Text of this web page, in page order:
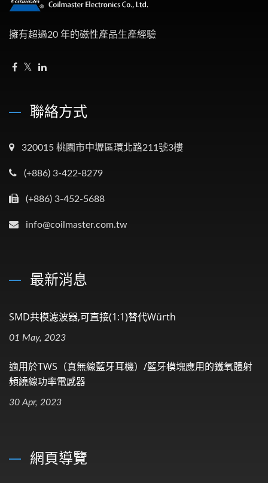
擁有超過20 年的磁性產品生產經驗
聯絡方式
320015 桃園市中壢區環北路211號3樓
(+886) 3-422-8279
(+886) 3-452-5688
info@coilmaster.com.tw
最新消息
SMD共模濾波器,可直接(1:1)替代Würth
01 May, 2023
適用於TWS（真無線藍牙耳機）/藍牙模塊應用的鐵氧體射
頻繞線功率電感器
30 Apr, 2023
網頁導覽